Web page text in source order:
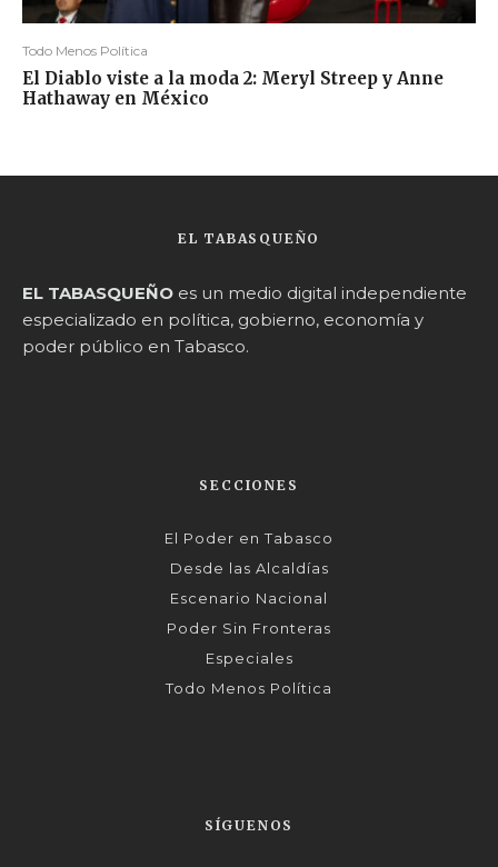
Todo Menos Política
El Diablo viste a la moda 2: Meryl Streep y Anne
Hathaway en México
EL TABASQUEÑO
EL TABASQUEÑO es un medio digital independiente
especializado en política, gobierno, economía y
poder público en Tabasco.
SECCIONES
El Poder en Tabasco
Desde las Alcaldías
Escenario Nacional
Poder Sin Fronteras
Especiales
Todo Menos Política
SÍGUENOS